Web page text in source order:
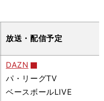
放送・配信予定
DAZN
パ・リーグTV
ベースボールLIVE